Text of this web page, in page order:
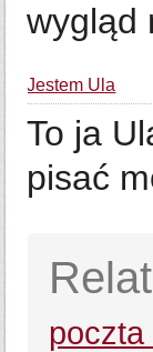
wygląd
Jestem Ula
To ja
pisać
poczta